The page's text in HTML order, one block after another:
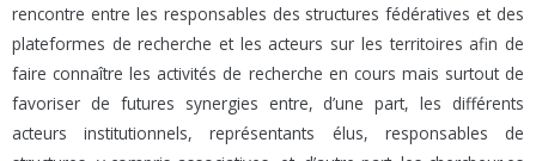
rencontre entre les responsables des structures fédératives et des
plateformes de recherche et les acteurs sur les territoires afin de
faire connaître les activités de recherche en cours mais surtout de
favoriser de futures synergies entre, d’une part, les différents
acteurs institutionnels, représentants élus, responsables de